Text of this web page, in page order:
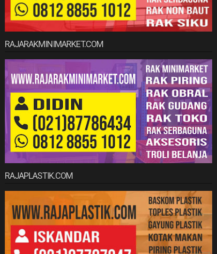
RAJARAKMINIMARKET.COM
RAJAPLASTIK.COM